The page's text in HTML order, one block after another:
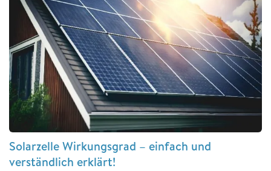
Solarzelle Wirkungsgrad – einfach und
verständlich erklärt!